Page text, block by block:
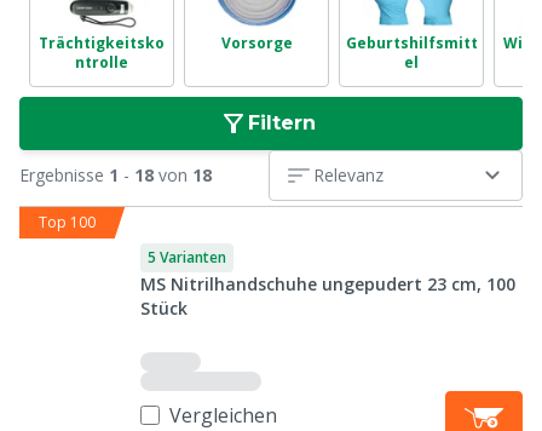
Trächtigkeitsko
ntrolle
Vorsorge
Geburtshilfsmitt
el
Filtern
Ergebnisse 1 - 18 von 18 Relevanz
Top 100
5 Varianten
MS Nitrilhandschuhe ungepudert 23 cm, 100
Stück
Vergleichen